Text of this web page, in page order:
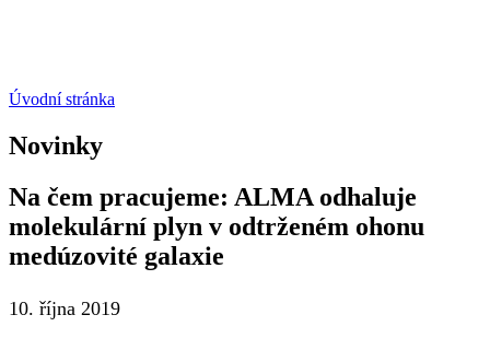
Úvodní stránka
Novinky
Na čem pracujeme: ALMA odhaluje
molekulární plyn v odtrženém ohonu
medúzovité galaxie
10. října 2019